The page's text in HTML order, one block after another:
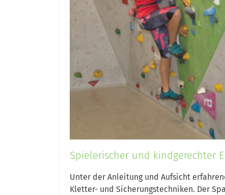
Spielerischer und kindgerechter
Unter der Anleitung und Aufsicht
Kletter- und Sicherungstechniken. Der